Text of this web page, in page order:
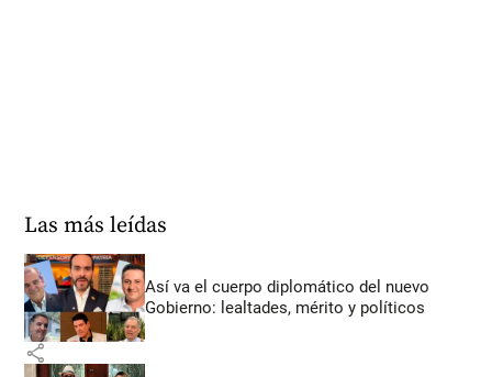
Las más leídas
Así va el cuerpo diplomático del nuevo
Gobierno: lealtades, mérito y políticos
share